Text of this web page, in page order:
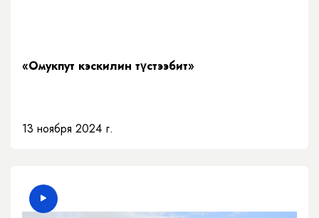
«Омукпут кэскилин түстээбит»
13 ноября 2024 г.